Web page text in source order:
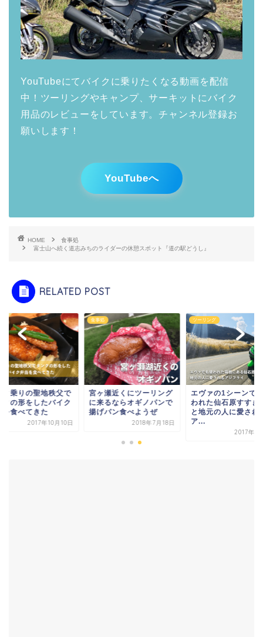
YouTubeにてバイクに乗りたくなる動画を配信
中！ツーリングやキャンプ、サーキットにバイク
用品のレビューをしています。チャンネル登録お
願いします！
YouTubeへ
HOME
食事処
富士山へ続く道志みちのライダーの休憩スポット『道の駅どうし』
RELATED POST
ク乗りの聖地秩父で
クの形をしたバイク
を食べてきた
2017年10月10日
食事処
宮ヶ瀬近くにツーリング
に来るならオギノパンで
揚げパン食べようぜ
2018年7月18日
ツーリング
エヴァの1シーンで
われた仙石原すすき
と地元の人に愛され
ア...
2017年11